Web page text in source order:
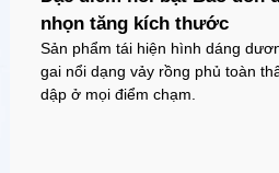
nhọn tăng kích thước
Sản phẩm tái hiện hình dáng
gai nổi dạng vảy rồng phủ toàn
dập ở mọi điểm chạm.